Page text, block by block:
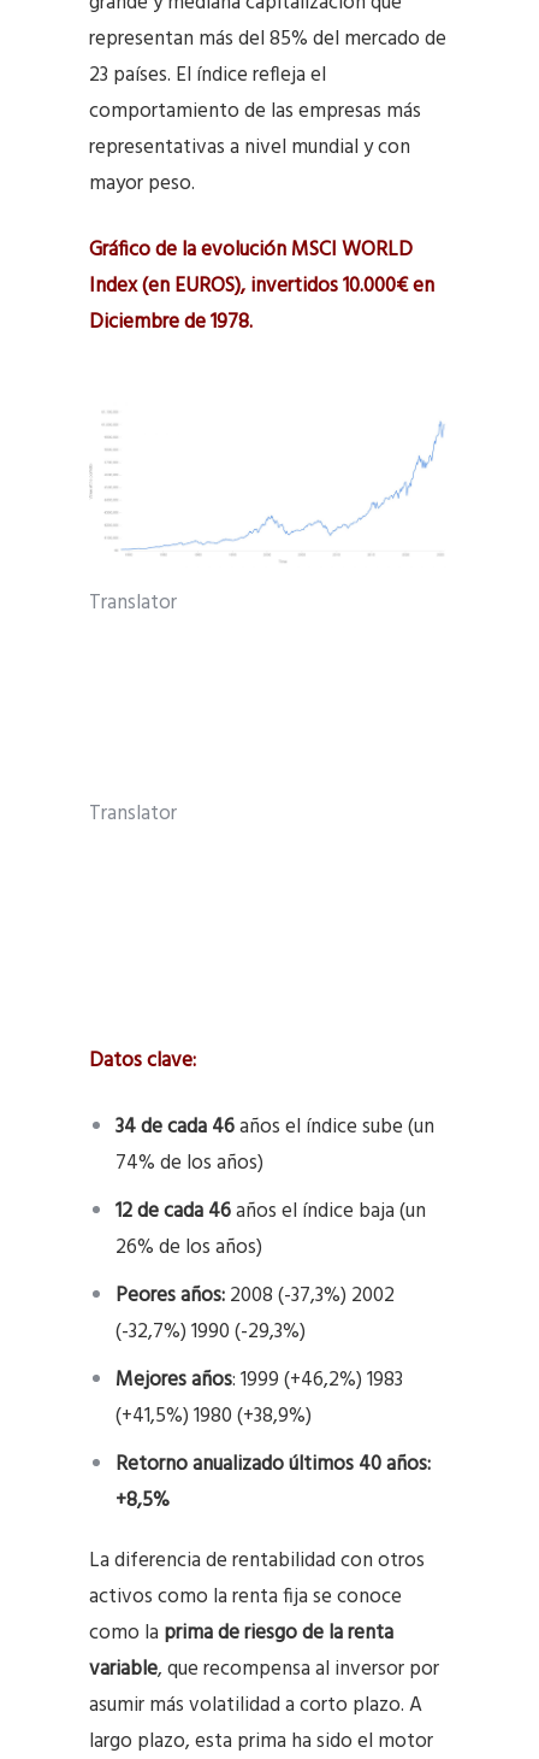
representan más del 85% del mercado de
23 países. El índice refleja el
comportamiento de las empresas más
representativas a nivel mundial y con
mayor peso.
Gráfico de la evolución MSCI WORLD
Index (en EUROS), invertidos 10.000€ en
Diciembre de 1978.
Translator
Translator
Datos clave:
34 de cada 46años el índice sube (un
74% de los años)
12 de cada 46años el índice baja (un
26% de los años)
Peores años:2008 (-37,3%) 2002
(-32,7%) 1990 (-29,3%)
Mejores años: 1999 (+46,2%) 1983
(+41,5%) 1980 (+38,9%)
Retorno anualizado últimos 40 años:
+8,5%
La diferencia de rentabilidad con otros
activos como la renta fija se conoce
como la prima de riesgo de la renta
variable, que recompensa al inversor por
asumir más volatilidad a corto plazo. A
largo plazo, esta prima ha sido el motor